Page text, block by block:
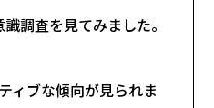
調査を見てみました。
ィブな傾向が見られま